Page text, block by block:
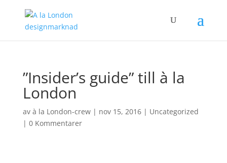
”Insider’s guide” till à la
London
av à la London-crew| nov 15, 2016| Uncategorized
| 0 Kommentarer